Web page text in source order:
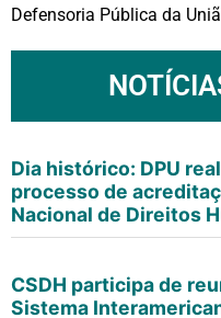
Defensoria Pública da
Dia histórico: DPU
processo de
Nacional de Direitos
CSDH participa de
Sistema